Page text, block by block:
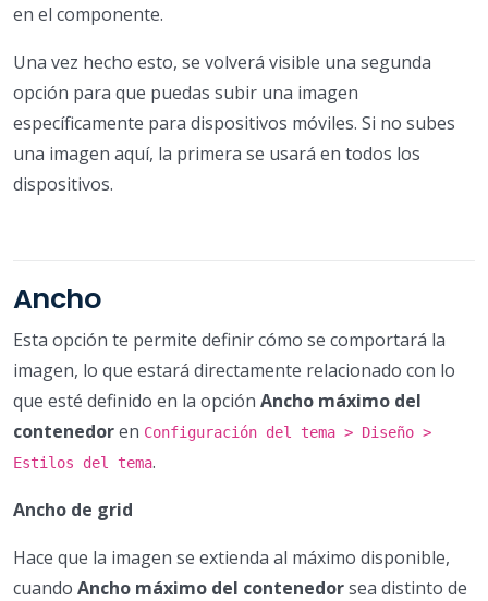
en el componente.
Una vez hecho esto, se volverá visible una segunda
opción para que puedas subir una imagen
específicamente para dispositivos móviles. Si no subes
una imagen aquí, la primera se usará en todos los
dispositivos.
Ancho
Esta opción te permite definir cómo se comportará la
imagen, lo que estará directamente relacionado con lo
que esté definido en la opción Ancho máximo del
contenedoren Configuración del tema > Diseño >
Estilos del tema.
Ancho de grid
Hace que la imagen se extienda al máximo disponible,
cuando Ancho máximo del contenedorsea distinto de